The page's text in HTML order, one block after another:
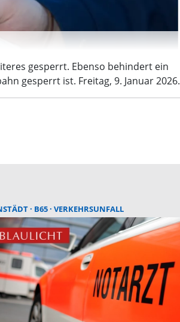
gesperrt. Ebenso behindert ein
gesperrt ist. Freitag, 9. Januar 2026.
B65 VERKEHRSUNFALL